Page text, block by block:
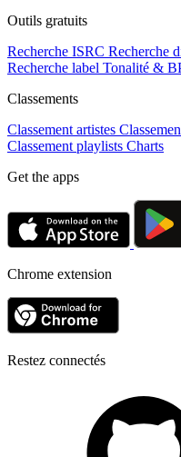
Outils gratuits
Recherche ISRC Recherche
Recherche label Tonalité &
Classements
Classement artistes
Classement playlists Charts
Get the apps
Chrome extension
Restez connectés